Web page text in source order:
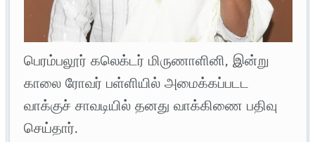
பெரம்பலூர் கலெக்டர் மிருணாளினி, இன்று
காலை ரோவர் பள்ளியில் அமைக்கப்படட
வாக்குச் சாவடியில் தனது வாக்கிணை பதிவு
செய்தார்.